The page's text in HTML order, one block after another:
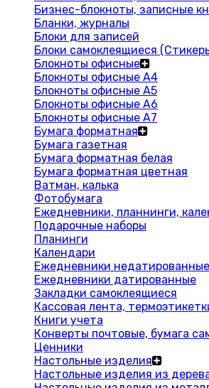
Бизнес-блокноты, записные
Бланки, журналы
Блоки для записей
Блоки самоклеящиеся
Блокноты офисные
Блокноты офисные A4
Блокноты офисные A5
Блокноты офисные A6
Блокноты офисные A7
Бумага форматная
Бумага газетная
Бумага форматная белая
Бумага форматная цветная
Ватман, калька
Фотобумага
Ежедневники, планнинги,
Подарочные наборы
Планинги
Календари
Ежедневники недатированные
Ежедневники датированные
Закладки самоклеящиеся
Кассовая лента,
Книги учета
Конверты почтовые, бумага
Ценники
Настольные изделия
Настольные изделия из